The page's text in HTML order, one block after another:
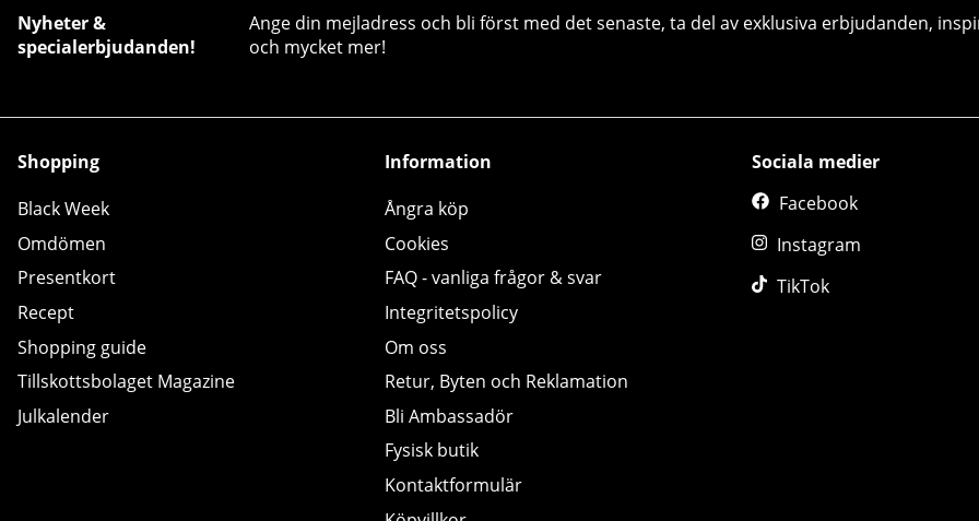
Nyheter &
specialerbjudanden!
Ange din mejladress och bli först med det senaste, ta del av exklusiva erbjudanden,
och mycket mer!
Shopping
Black Week
Omdömen
Presentkort
Recept
Shopping guide
Tillskottsbolaget Magazine
Julkalender
Information
Ångra köp
Cookies
FAQ - vanliga frågor & svar
Integritetspolicy
Om oss
Retur, Byten och Reklamation
Bli Ambassadör
Fysisk butik
Kontaktformulär
Sociala medier
Facebook
Instagram
TikTok